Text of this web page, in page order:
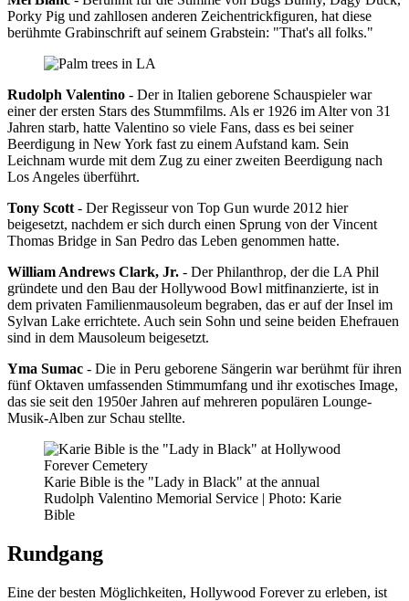
Porky Pig und zahllosen anderen Zeichentrickfiguren, hat diese
berühmte Grabinschrift auf seinem Grabstein: "That's all folks."
Rudolph Valentino - Der in Italien geborene Schauspieler war
einer der ersten Stars des Stummfilms. Als er 1926 im Alter von 31
Jahren starb, hatte Valentino so viele Fans, dass es bei seiner
Beerdigung in New York fast zu einem Aufstand kam. Sein
Leichnam wurde mit dem Zug zu einer zweiten Beerdigung nach
Los Angeles überführt.
Tony Scott - Der Regisseur von Top Gun wurde 2012 hier
beigesetzt, nachdem er sich durch einen Sprung von der Vincent
Thomas Bridge in San Pedro das Leben genommen hatte.
William Andrews Clark, Jr. - Der Philanthrop, der die LA Phil
gründete und den Bau der Hollywood Bowl mitfinanzierte, ist in
dem privaten Familienmausoleum begraben, das er auf der Insel im
Sylvan Lake errichtete. Auch sein Sohn und seine beiden Ehefrauen
sind in dem Mausoleum beigesetzt.
Yma Sumac - Die in Peru geborene Sängerin war berühmt für ihren
fünf Oktaven umfassenden Stimmumfang und ihr exotisches Image,
das sie seit den 1950er Jahren auf mehreren populären Lounge-
Musik-Alben zur Schau stellte.
Karie Bible is the "Lady in Black" at the annual
Rudolph Valentino Memorial Service | Photo: Karie
Bible
Rundgang
Eine der besten Möglichkeiten, Hollywood Forever zu erleben, ist